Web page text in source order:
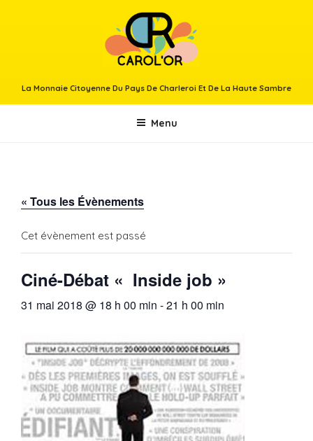
La Monnaie Citoyenne Du Pays De Charleroi Et De La Haute Sambre
Menu
« Tous les Évènements
Cet évènement est passé
Ciné-Débat « Inside job »
31 mai 2018 @ 18 h 00 min -21 h 00 min